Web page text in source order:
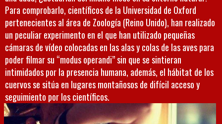
Para comprobarlo, científicos de la Universidad de Oxford
pertenecientes al área de Zoología (Reino Unido), han realizado
un peculiar experimento en el que han utilizado pequeñas
cámaras de vídeo colocadas en las alas y colas de las aves para
poder filmar su “modus operandi” sin que se sintieran
intimidados por la presencia humana, además, el hábitat de los
cuervos se sitúa en lugares montañosos de difícil acceso y
seguimiento por los científicos.